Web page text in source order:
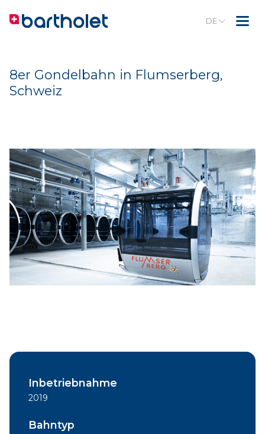
DE
8er Gondelbahn in Flumserberg,
Schweiz
Inbetriebnahme
2019
Bahntyp